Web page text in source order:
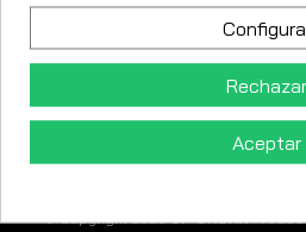
Ayuda
© Copyright 2025SF-URBAN.
Rechazar
Aceptar